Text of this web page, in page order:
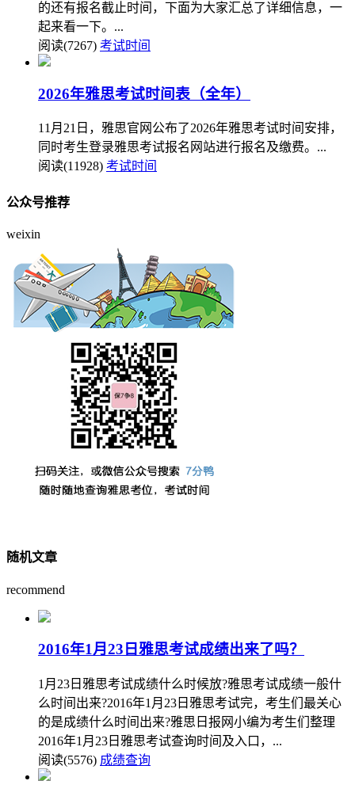
的还有报名截止时间，下面为大家汇总了详细信息，一
起来看一下。...
阅读(7267) 考试时间
2026年雅思考试时间表（全年）
11月21日，雅思官网公布了2026年雅思考试时间安排，
同时考生登录雅思考试报名网站进行报名及缴费。...
阅读(11928) 考试时间
公众号推荐
weixin
随机文章
recommend
2016年1月23日雅思考试成绩出来了吗？
1月23日雅思考试成绩什么时候放?雅思考试成绩一般什
么时间出来?2016年1月23日雅思考试完，考生们最关心
的是成绩什么时间出来?雅思日报网小编为考生们整理
2016年1月23日雅思考试查询时间及入口，...
阅读(5576) 成绩查询